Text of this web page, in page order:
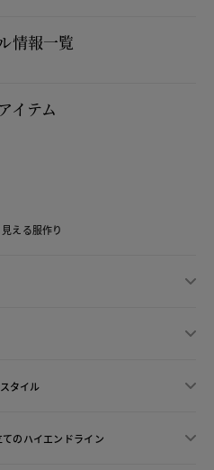
情報一覧
イテム
える服作り
タイル
のハイエンドライン